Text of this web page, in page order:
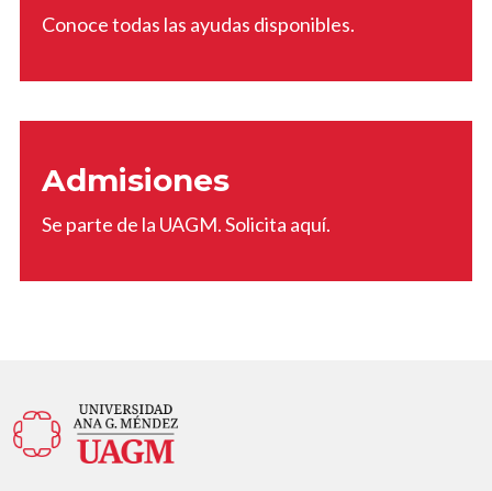
Conoce todas las ayudas disponibles.
Admisiones
Se parte de la UAGM. Solicita aquí.